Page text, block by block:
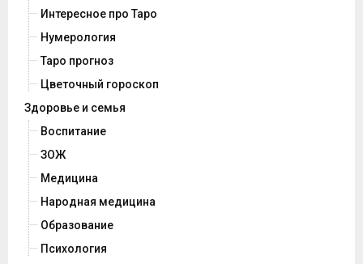
Интересное про Таро
Нумерология
Таро прогноз
Цветочный гороскоп
Здоровье и семья
Воспитание
ЗОЖ
Медицина
Народная медицина
Образование
Психология